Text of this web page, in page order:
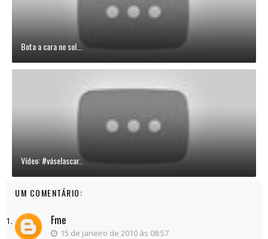
Bota a cara no sol...
Vídeo: #váselascar..
UM COMENTÁRIO:
Fme
15 de janeiro de 2010 às 08:57